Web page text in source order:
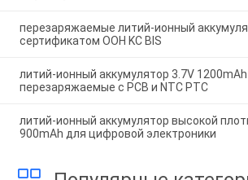
перезаряжаемые литий-ионный
сертификатом ООН KC BIS
литий-ионный аккумулятор 3.7V 1200mAh
перезаряжаемые с PCB и NTC PTC
литий-ионный аккумулятор высокой
900mAh для цифровой электроники